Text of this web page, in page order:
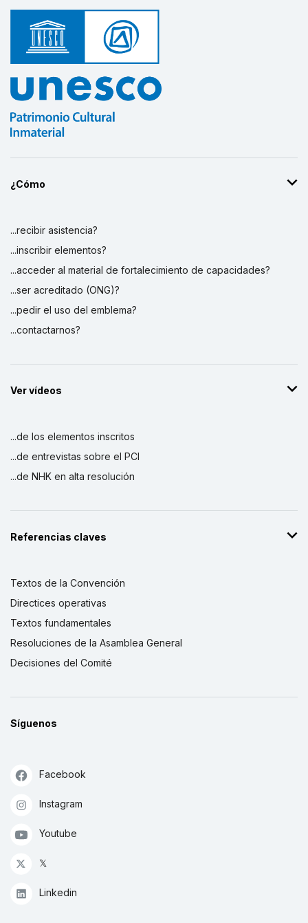
¿Cómo
...recibir asistencia?
...inscribir elementos?
...acceder al material de fortalecimiento de capacidades?
...ser acreditado (ONG)?
...pedir el uso del emblema?
...contactarnos?
Ver vídeos
...de los elementos inscritos
...de entrevistas sobre el PCI
...de NHK en alta resolución
Referencias claves
Textos de la Convención
Directices operativas
Textos fundamentales
Resoluciones de la Asamblea General
Decisiones del Comité
Síguenos
Facebook
Instagram
Youtube
𝕏
Linkedin